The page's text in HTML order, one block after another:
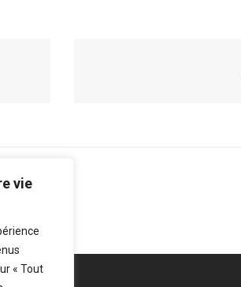
vie
« Tout